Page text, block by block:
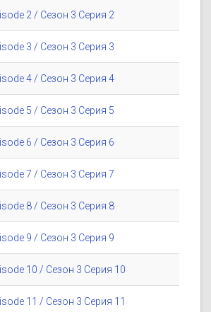
2 / Сезон 3 Серия 2
3 / Сезон 3 Серия 3
4 / Сезон 3 Серия 4
5 / Сезон 3 Серия 5
6 / Сезон 3 Серия 6
7 / Сезон 3 Серия 7
8 / Сезон 3 Серия 8
9 / Сезон 3 Серия 9
10 / Сезон 3 Серия 10
11 / Сезон 3 Серия 11